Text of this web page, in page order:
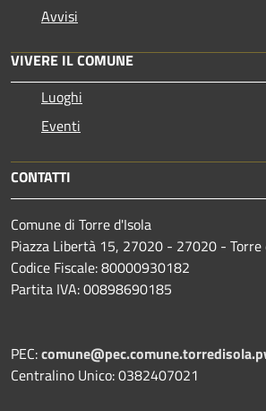
Avvisi
VIVERE IL COMUNE
Luoghi
Eventi
CONTATTI
Comune di Torre d'Isola
Piazza Libertà 15, 27020 - 27020 - Torre
Codice Fiscale: 80000930182
Partita IVA: 00898690185
PEC:
Centralino Unico: 0382407021